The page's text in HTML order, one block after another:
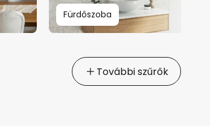
Fürdőszoba
További szűrők